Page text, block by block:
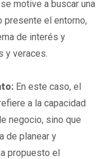
motive a buscar una
presente el entorno,
de interés y
y veraces.
En este caso, el
a la capacidad
negocio, sino que
de planear y
propuesto el